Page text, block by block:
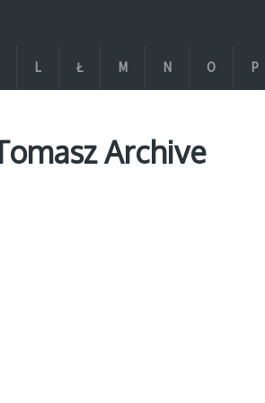
L Ł M N O P
Archive